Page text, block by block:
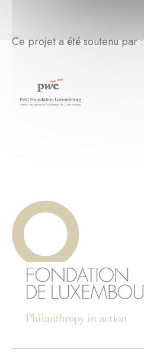
Ce projet a été soutenu par :